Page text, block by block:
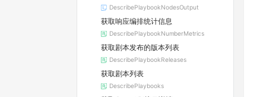
DescribePlaybookNodesOutput
获取响应编排统计信息
DescribePlaybookNumberMetrics
获取剧本发布的版本列表
DescribePlaybookReleases
获取剧本列表
DescribePlaybooks